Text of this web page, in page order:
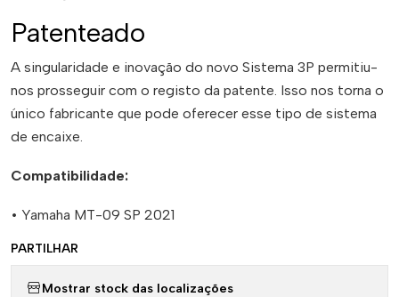
Patenteado
A singularidade e inovação do novo Sistema 3P permitiu-
nos prosseguir com o registo da patente. Isso nos torna o
único fabricante que pode oferecer esse tipo de sistema
de encaixe.
Compatibilidade:
• Yamaha MT-09 SP 2021
PARTILHAR
Mostrar stock das localizações